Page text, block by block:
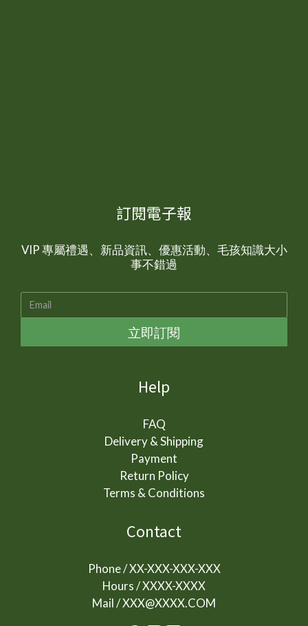
訂閱電子報
VIP 專屬禮遇、新品資訊、優惠活動、毛孩知識大小
事不錯過
立即訂閱
Help
FAQ
Delivery & Shipping
Payment
Return Policy
Terms & Conditions
Contact
Phone / XX-XXX-XXX-XXX
Hours / XXXX-XXXX
Mail / XXX@XXXX.COM